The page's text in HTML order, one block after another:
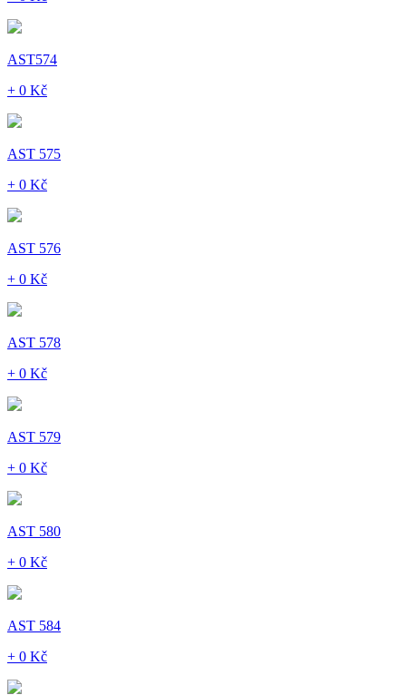
AST574
+ 0 Kč
AST 575
+ 0 Kč
AST 576
+ 0 Kč
AST 578
+ 0 Kč
AST 579
+ 0 Kč
AST 580
+ 0 Kč
AST 584
+ 0 Kč